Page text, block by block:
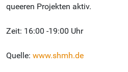
queeren Projekten aktiv.
Zeit: 16:00 -19:00 Uhr
Quelle: www.shmh.de